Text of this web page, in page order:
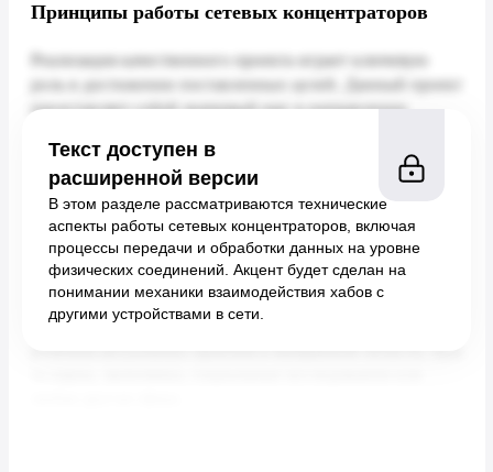
Принципы работы сетевых концентраторов
Текст доступен в
расширенной версии
В этом разделе рассматриваются технические
аспекты работы сетевых концентраторов, включая
процессы передачи и обработки данных на уровне
физических соединений. Акцент будет сделан на
понимании механики взаимодействия хабов с
другими устройствами в сети.